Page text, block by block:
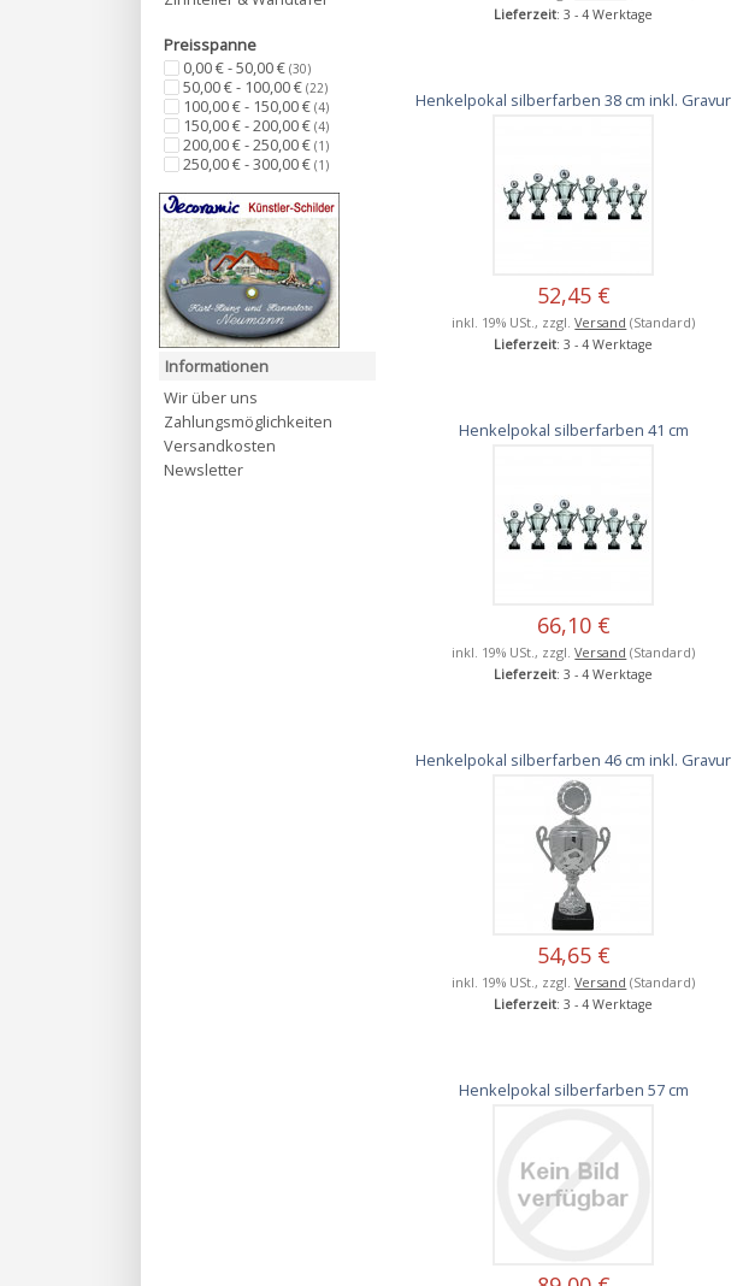
Lieferzeit: 3 - 4 Werktage
Henkelpokal silberfarben 38 cm inkl. Gravur
52,45 €
inkl. 19% USt., zzgl.Versand (Standard)
Lieferzeit: 3 - 4 Werktage
Henkelpokal silberfarben 41 cm
66,10 €
inkl. 19% USt., zzgl.Versand (Standard)
Lieferzeit: 3 - 4 Werktage
Henkelpokal silberfarben 46 cm inkl. Gravur
54,65 €
inkl. 19% USt., zzgl.Versand (Standard)
Lieferzeit: 3 - 4 Werktage
Henkelpokal silberfarben 57 cm
Preisspanne
0,00 € - 50,00 € (30)
50,00 € - 100,00 € (22)
100,00 € - 150,00 € (4)
150,00 € - 200,00 € (4)
200,00 € - 250,00 € (1)
250,00 € - 300,00 € (1)
Informationen
Wir über uns
Zahlungsmöglichkeiten
Versandkosten
Newsletter